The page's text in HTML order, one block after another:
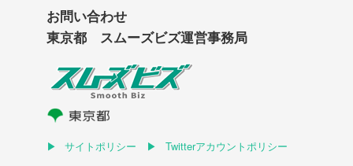
お問い合わせ
東京都 スムーズビズ運営事務局
サイトポリシー
Twitterアカウントポリシー